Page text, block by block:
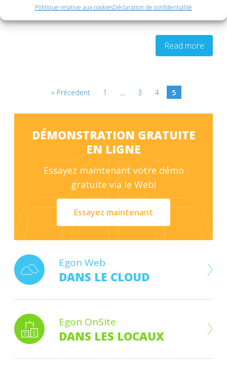
Politique relative aux cookiesDéclaration de confidentialité
en […]
Read more
« Précédent 1 3 4 5
DÉMONSTRATION GRATUITE
EN LIGNE
Essayez maintenant votre démo
gratuite via le Web!
Essayez maintenant
Egon Web
DANS LE CLOUD
Egon OnSite
DANS LES LOCAUX